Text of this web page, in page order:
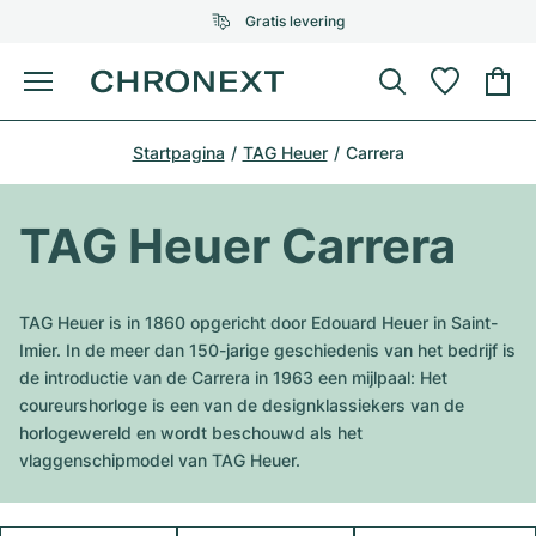
Gratis levering
Menu
Horloge kopen
GESELECTEERDE MERKEN
Alle Rolex modellen
Top modellen
Omega
Alle Omega modellen
Top modellen
Patek Philippe
Alle Patek Philippe modellen
Audemars Piguet
Cartier
Horloges tweedehands
Juwelen
GESELECTEERDE MERKEN
Tiffany
Louis Vuitton
Gebauer & Gebauer
Van Cleef & Arpels
Nieuwe modellen
Startpagina TAG Heuer Carrera
TAG Heuer Carrera
TAG Heuer is in 1860 opgericht door Edouard Heuer in Saint-
Imier. In de meer dan 150-jarige geschiedenis van het bedrijf is
de introductie van de Carrera in 1963 een mijlpaal: Het
coureurshorloge is een van de designklassiekers van de
horlogewereld en wordt beschouwd als het
vlaggenschipmodel van TAG Heuer.